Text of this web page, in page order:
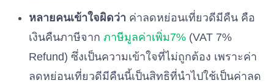
หลายคนเข้าใจผิดว่า ค่าลดหย่อนเที่ยวดีมีคืน คือ
เงินคืนภาษีจาก ภาษีมูลค่าเพิ่ม7% (VAT 7%
Refund) ซึ่งเป็นความเข้าใจที่ไม่ถูกต้อง เพราะค่า
ลดหย่อนเที่ยวดีมีคืนนี้เป็นสิทธิที่นำไปใช้เป็นค่าลด